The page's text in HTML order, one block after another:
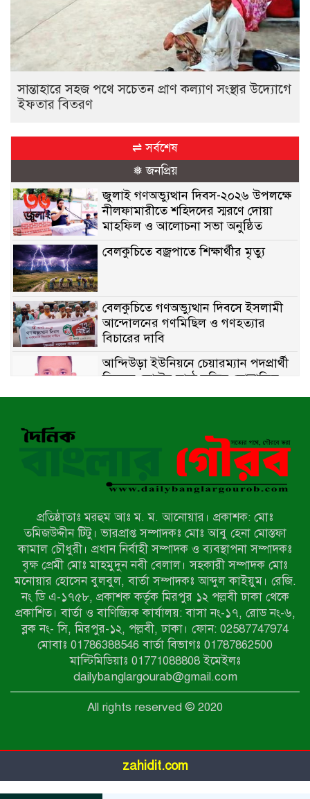
সান্তাহারে সহজ পথে সচেতন প্রাণ কল্যাণ সংস্থার উদ্যোগে
ইফতার বিতরণ
⇌ সর্বশেষ
❅ জনপ্রিয়
জুলাই গণঅভ্যুত্থান দিবস-২০২৬ উপলক্ষে
নীলফামারীতে শহিদদের স্মরণে দোয়া
মাহফিল ও আলোচনা সভা অনুষ্ঠিত
বেলকুচিতে বজ্রপাতে শিক্ষার্থীর মৃত্যু
বেলকুচিতে গণঅভ্যুত্থান দিবসে ইসলামী
আন্দোলনের গণমিছিল ও গণহত্যার
বিচারের দাবি
আন্দিউড়া ইউনিয়নে চেয়ারম্যান পদপ্রার্থী
হিসেবে ভোটের মাঠে সক্রিয় মোত্তাকিম
চৌধুরী
নওগাঁয় সন্ত্রাসী হামলায় বিএনপি নেতা
গুরুতর জখম
টেকনাফের পাহাড়ে র‍্যাবের অভিযান:
অপহৃত ৩ রোহিঙ্গা উদ্ধার, গ্রেপ্তার ১
পোরশায় গণঅভ্যুত্থান দিবসে শহিদ ও
জুলাই যোদ্ধাদের সংবর্ধনা
৩৬ জুলাই মহামুক্তি দিবস: শ্রমজীবী
মানুষের অধিকার রক্ষায় সিরাজগঞ্জে শ্রমিক
অধিকার পরিষদের জোরালো অবস্থান
বাকেরগঞ্জে ইমাম, মোয়াজ্জিন ও
খাদেমদের সাথে এমপি আবুল হোসেনের
প্রতিষ্ঠাতাঃ মরহুম আঃ ম. ম. আনোয়ার। প্রকাশক: মোঃ
তমিজউদ্দীন টিটু। ভারপ্রাপ্ত সম্পাদকঃ মোঃ আবু হেনা মোস্তফা
কামাল চৌধুরী। প্রধান নির্বাহী সম্পাদক ও ব্যবস্থাপনা সম্পাদকঃ
বৃক্ষ প্রেমী মোঃ মাহমুদুন নবী বেলাল। সহকারী সম্পাদক মোঃ
মনোয়ার হোসেন বুলবুল, বার্তা সম্পাদকঃ আব্দুল কাইয়ুম। রেজি.
নং ডি এ-১৭৫৮, প্রকাশক কর্তৃক মিরপুর ১২ পল্লবী ঢাকা থেকে
প্রকাশিত। বার্তা ও বাণিজ্যিক কার্যালয়: বাসা নং-১৭, রোড নং-৬,
ব্লক নং- সি, মিরপুর-১২, পল্লবী, ঢাকা। ফোন: 02587747974
মোবাঃ 01786388546 বার্তা বিভাগঃ 01787862500
মাল্টিমিডিয়াঃ 01771088808 ইমেইলঃ
dailybanglargourab@gmail.com
All rights reserved © 2020
zahidit.com